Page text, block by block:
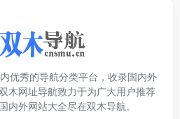
优秀的导航分类平台，收录国内外
木网址导航致力于为广大用户推荐
内外网站大全尽在双木导航。